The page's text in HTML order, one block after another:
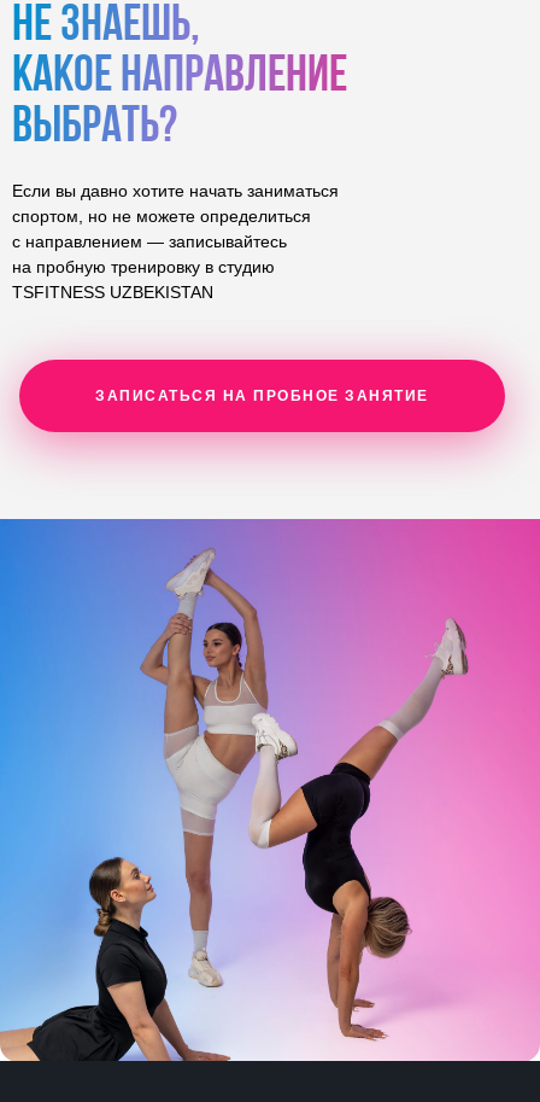
Если вы давно хотите начать заниматься
спортом, но не можете определиться
с направлением — записывайтесь
на пробную тренировку в cтудию
TSFITNESS UZBEKISTAN
Не знаешь,
какое направление
выбрать?
ЗАПИСАТЬСЯ НА ПРОБНОЕ ЗАНЯТИЕ